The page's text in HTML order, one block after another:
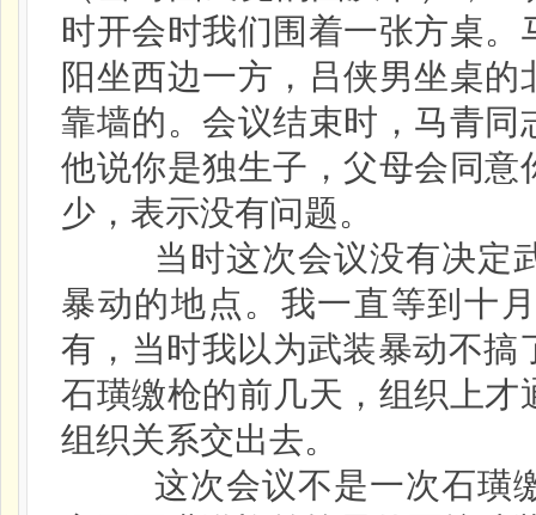
时开会时我们围着一张方桌
阳坐西边一方，吕侠男坐桌
靠墙的。会议结束时，马青
他说你是独生子，父母会同
少，表示没有问题。
当时这次会议没有决定武
暴动的地点。我一直等到十
有，当时我以为武装暴动不
石璜缴枪的前几天，组织上
组织关系交出去。
这次会议不是一次石璜缴